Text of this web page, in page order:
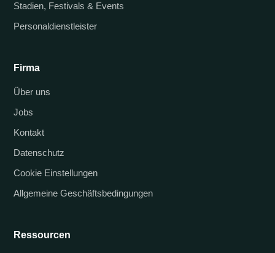
Stadien, Festivals & Events
Personaldienstleister
Firma
Über uns
Jobs
Kontakt
Datenschutz
Cookie Einstellungen
Allgemeine Geschäftsbedingungen
Ressourcen